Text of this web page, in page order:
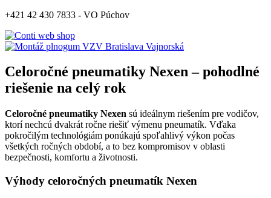
+421 42 430 7833 - VO Púchov
Celoročné pneumatiky Nexen – pohodlné
riešenie na celý rok
Celoročné pneumatiky Nexen sú ideálnym riešením pre vodičov,
ktorí nechcú dvakrát ročne riešiť výmenu pneumatík. Vďaka
pokročilým technológiám ponúkajú spoľahlivý výkon počas
všetkých ročných období, a to bez kompromisov v oblasti
bezpečnosti, komfortu a životnosti.
Výhody celoročných pneumatík Nexen